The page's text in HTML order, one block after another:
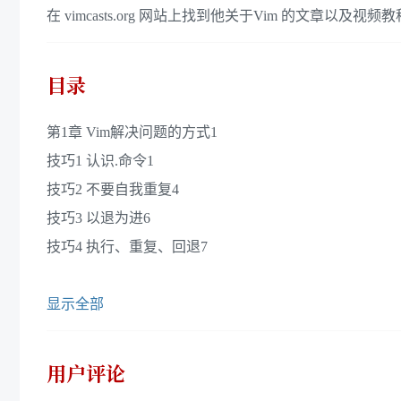
在 vimcasts.org 网站上找到他关于Vim 的文章以及视频教
目录
第1章 Vim解决问题的方式1
技巧1 认识.命令1
技巧2 不要自我重复4
技巧3 以退为进6
技巧4 执行、重复、回退7
显示全部
用户评论